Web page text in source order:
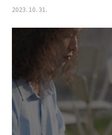
- 문용(moonyong) 대본・내레이션
보조 스태프 - 홍종화 영상 - 유영균
스태프 - 황진규 음향 - 곽동준(K-
김민정 운영 매니저, 김채린 도슨트
들에게(Us and Them)》 주최·주관
미술관,..
2023. 10. 31.